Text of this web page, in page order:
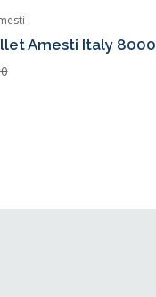
Amesti Italy 8000